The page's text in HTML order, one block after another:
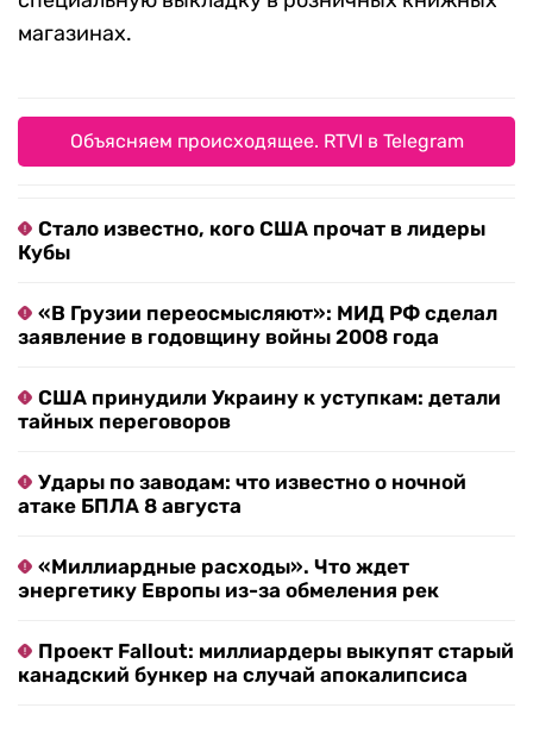
магазинах.
Объясняем происходящее. RTVI в Telegram
Стало известно, кого США прочат в лидеры
Кубы
«В Грузии переосмысляют»: МИД РФ сделал
заявление в годовщину войны 2008 года
США принудили Украину к уступкам: детали
тайных переговоров
Удары по заводам: что известно о ночной
атаке БПЛА 8 августа
«Миллиардные расходы». Что ждет
энергетику Европы из-за обмеления рек
Проект Fallout: миллиардеры выкупят старый
канадский бункер на случай апокалипсиса